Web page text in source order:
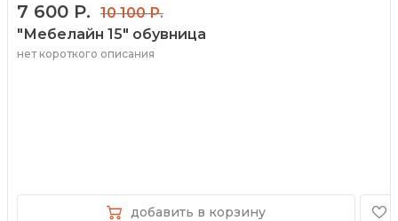
7 600 Р.
10 100 Р.
"Мебелайн 15" обувница
нет короткого описания
добавить в корзину